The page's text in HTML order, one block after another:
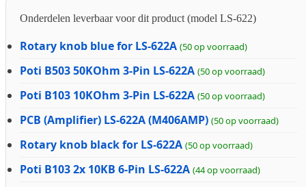
Onderdelen leverbaar voor dit product (model LS-622)
Rotary knob blue for LS-622A (50 op voorraad)
Poti B503 50KOhm 3-Pin LS-622A (50 op voorraad)
Poti B103 10KOhm 3-Pin LS-622A (50 op voorraad)
PCB (Amplifier) LS-622A (M406AMP) (50 op voorraad)
Rotary knob black for LS-622A (50 op voorraad)
Poti B103 2x 10KB 6-Pin LS-622A (44 op voorraad)